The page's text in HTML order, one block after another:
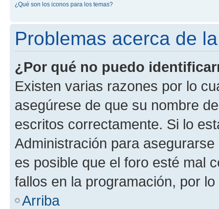
¿Qué son los iconos para los temas?
Problemas acerca de
¿Por qué no puedo
Existen varias razones por lo
asegúrese de que su nombre
escritos correctamente. Si lo
Administración para
es posible que el foro esté mal
fallos en la programación, por
Arriba